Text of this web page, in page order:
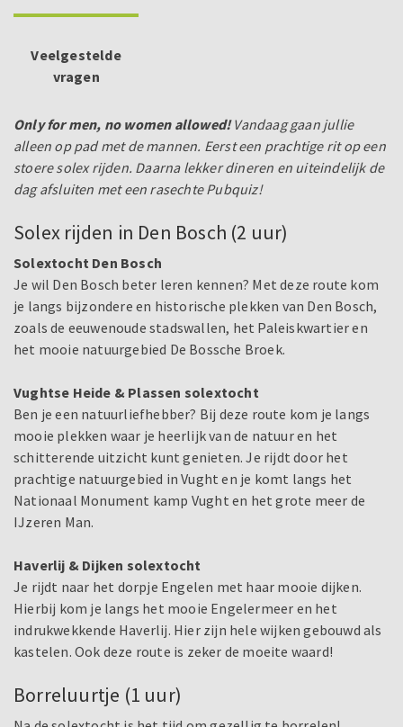
Veelgestelde
vragen
Only for men, no women allowed!Vandaag gaan jullie
alleen op pad met de mannen. Eerst een prachtige rit op een
stoere solex rijden. Daarna lekker dineren en uiteindelijk de
dag afsluiten met een rasechte Pubquiz!
Solex rijden in Den Bosch (2 uur)
Solextocht Den Bosch
Je wil Den Bosch beter leren kennen? Met deze route kom
je langs bijzondere en historische plekken van Den Bosch,
zoals de eeuwenoude stadswallen, het Paleiskwartier en
het mooie natuurgebied De Bossche Broek.
Vughtse Heide & Plassen solextocht
Ben je een natuurliefhebber? Bij deze route kom je langs
mooie plekken waar je heerlijk van de natuur en het
schitterende uitzicht kunt genieten. Je rijdt door het
prachtige natuurgebied in Vught en je komt langs het
Nationaal Monument kamp Vught en het grote meer de
IJzeren Man.
Haverlij & Dijken solextocht
Je rijdt naar het dorpje Engelen met haar mooie dijken.
Hierbij kom je langs het mooie Engelermeer en het
indrukwekkende Haverlij. Hier zijn hele wijken gebouwd als
kastelen. Ook deze route is zeker de moeite waard!
Borreluurtje (1 uur)